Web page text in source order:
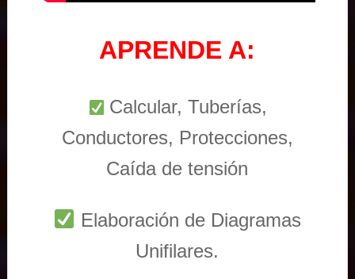
APRENDE A:
Calcular, Tuberías,
Conductores, Protecciones,
Caída de tensión
Elaboración de Diagramas
Unifilares.